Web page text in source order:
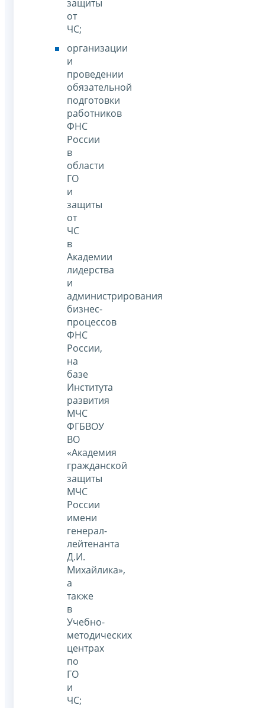
защиты
от
ЧС;
организации
и
проведении
обязательной
подготовки
работников
ФНС
России
в
области
ГО
и
защиты
от
ЧС
в
Академии
лидерства
и
администрирования
бизнес-
процессов
ФНС
России,
на
базе
Института
развития
МЧС
ФГБВОУ
ВО
«Академия
гражданской
защиты
МЧС
России
имени
генерал-
лейтенанта
Д.И.
Михайлика»,
а
также
в
Учебно-
методических
центрах
по
ГО
и
ЧС;